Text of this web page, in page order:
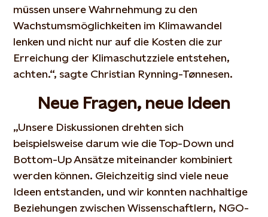
müssen unsere Wahrnehmung zu den
Wachstumsmöglichkeiten im Klimawandel
lenken und nicht nur auf die Kosten die zur
Erreichung der Klimaschutzziele entstehen,
achten.“, sagte Christian Rynning-Tønnesen.
Neue Fragen, neue Ideen
„Unsere Diskussionen drehten sich
beispielsweise darum wie die Top-Down und
Bottom-Up Ansätze miteinander kombiniert
werden können. Gleichzeitig sind viele neue
Ideen entstanden, und wir konnten nachhaltige
Beziehungen zwischen Wissenschaftlern, NGO-